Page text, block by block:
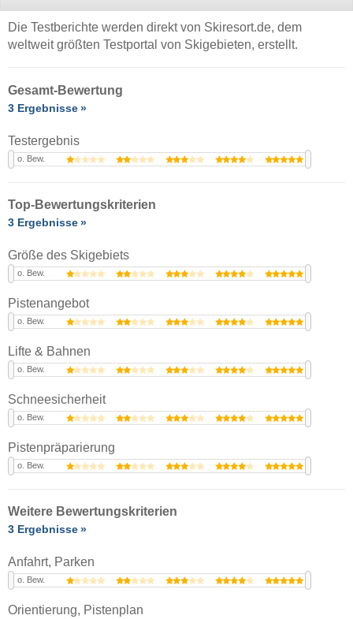
Die Testberichte werden direkt von Skiresort.de, dem
weltweit größten Testportal von Skigebieten, erstellt.
Gesamt-Bewertung
3 Ergebnisse
Testergebnis
o. Bew.
Top-Bewertungskriterien
3 Ergebnisse
Größe des Skigebiets
o. Bew.
Pistenangebot
o. Bew.
Lifte & Bahnen
o. Bew.
Schneesicherheit
o. Bew.
Pistenpräparierung
o. Bew.
Weitere Bewertungskriterien
3 Ergebnisse
Anfahrt, Parken
o. Bew.
Orientierung, Pistenplan